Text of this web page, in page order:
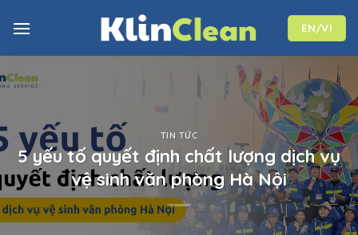
EN/VI
TIN TỨC
5 yếu tố quyết định chất lượng dịch vụ
vệ sinh văn phòng Hà Nội